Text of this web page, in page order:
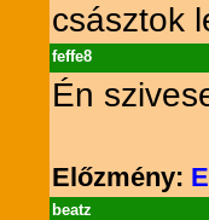
császtok
feffe8
Én
Előzmény:
beatz